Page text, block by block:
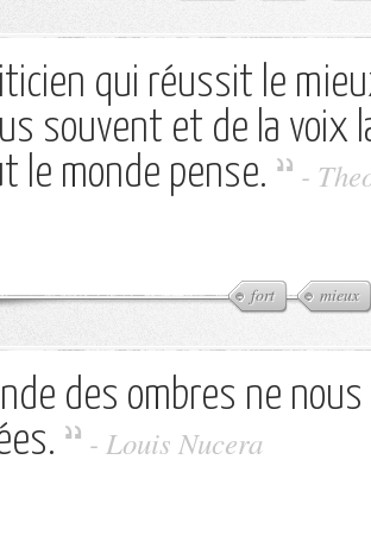
qui réussit le
souvent et de la voix
le monde pense.
-
fort mieux
des ombres ne
- Louis Nucera